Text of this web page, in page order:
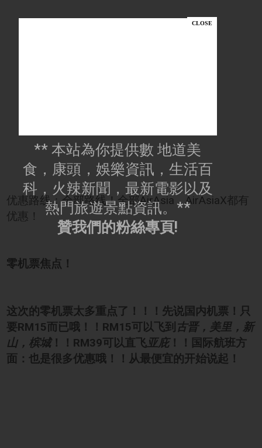
优惠路线：全部路线！全部AirAsia，AirAsiaX都有
优惠！
零机票焦点！
这次的零机票太多重点了！！！先说国内机票！只
要RM15而已哦！！ RM15可以飞到 古晋，美里，新
山，槟城！！ RM39可以直飞亚庇！！ 国际航班方
面：也是很多优惠哦！！从最便宜的开始说起！
** 本站為你提供數 地道美
食，康頭，娛樂資訊，生活百
科，火辣新聞，最新電影以及
熱門旅遊景點資訊。**
贊我們的粉絲專頁!